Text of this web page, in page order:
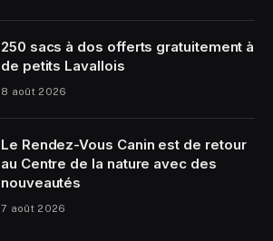
250 sacs à dos offerts gratuitement à
de petits Lavallois
8 août 2026
Le Rendez-Vous Canin est de retour
au Centre de la nature avec des
nouveautés
7 août 2026